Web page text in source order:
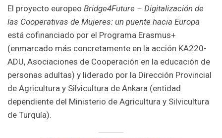
El proyecto europeo Bridge4Future – Digitalización de
las Cooperativas de Mujeres: un puente hacia Europa
está cofinanciado por el Programa Erasmus+
(enmarcado más concretamente en la acción KA220-
ADU, Asociaciones de Cooperación en la educación de
personas adultas) y liderado por la Dirección Provincial
de Agricultura y Silvicultura de Ankara (entidad
dependiente del Ministerio de Agricultura y Silvicultura
de Turquía).